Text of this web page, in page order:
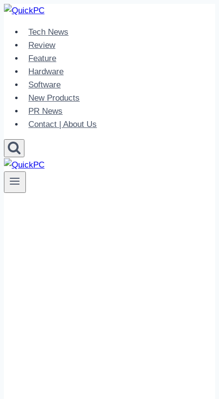
Skip
contentTech News
Review
Feature
Hardware
Software
New Products
PR News
Contact | About Us